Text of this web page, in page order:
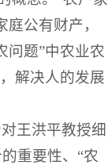
公有财产，
问题”中农业农
解决人的发展
王洪平教授细
重要性、“农